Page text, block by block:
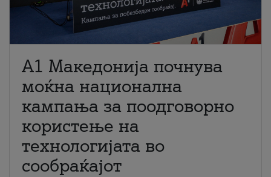
A1 Македонија почнува
моќна национална
кампања за поодговорно
користење на
технологијата во
сообраќајот